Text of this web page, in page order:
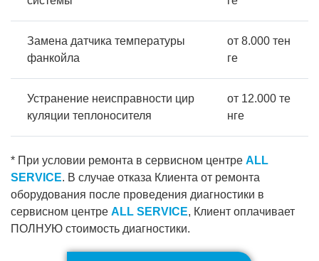
Замена датчика температуры
фанкойла
от 8.000 тен
ге
Устранение неисправности цир
куляции теплоносителя
от 12.000 те
нге
* При условии ремонта в сервисном центре ALL
SERVICE. В случае отказа Клиента от ремонта
оборудования после проведения диагностики в
сервисном центре ALL SERVICE, Клиент оплачивает
ПОЛНУЮ стоимость диагностики.